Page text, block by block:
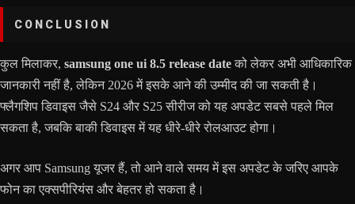
CONCLUSION
कुल मिलाकर, samsung one ui 8.5 release dateको लेकर अभी आधिकारिक
जानकारी नहीं है, लेकिन 2026 में इसके आने की उम्मीद की जा सकती है।
फ्लैगशिप डिवाइस जैसे S24 और S25 सीरीज को यह अपडेट सबसे पहले मिल
सकता है, जबकि बाकी डिवाइस में यह धीरे-धीरे रोलआउट होगा।
अगर आप Samsung यूजर हैं, तो आने वाले समय में इस अपडेट के जरिए आपके
फोन का एक्सपीरियंस और बेहतर हो सकता है।